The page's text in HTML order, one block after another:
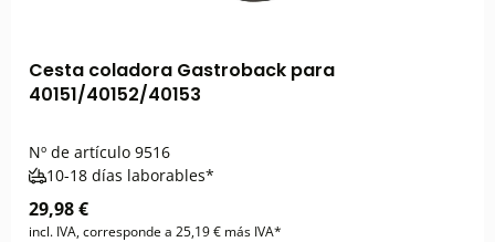
Cesta coladora Gastroback para
40151/40152/40153
Nº de artículo 9516
10-18 días laborables*
29,98 €
incl. IVA, corresponde a 25,19 € más IVA*